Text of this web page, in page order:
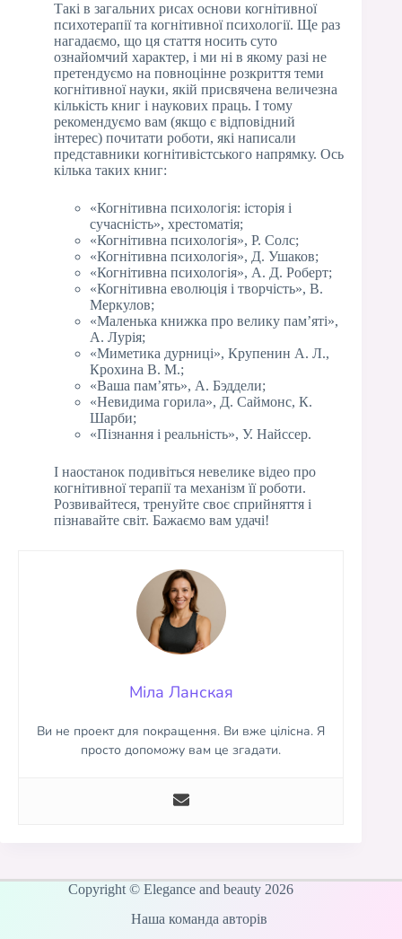
Такі в загальних рисах основи когнітивної
психотерапії та когнітивної психології. Ще раз
нагадаємо, що ця стаття носить суто
ознайомчий характер, і ми ні в якому разі не
претендуємо на повноцінне розкриття теми
когнітивної науки, якій присвячена величезна
кількість книг і наукових праць. І тому
рекомендуємо вам (якщо є відповідний
інтерес) почитати роботи, які написали
представники когнітивістського напрямку. Ось
кілька таких книг:
«Когнітивна психологія: історія і
сучасність», хрестоматія;
«Когнітивна психологія», Р. Солс;
«Когнітивна психологія», Д. Ушаков;
«Когнітивна психологія», А. Д. Роберт;
«Когнітивна еволюція і творчість», В.
Меркулов;
«Маленька книжка про велику пам’яті»,
А. Лурія;
«Миметика дурниці», Крупенин А. Л.,
Крохина В. М.;
«Ваша пам’ять», А. Бэддели;
«Невидима горила», Д. Саймонс, К.
Шарби;
«Пізнання і реальність», У. Найссер.
І наостанок подивіться невелике відео про
когнітивної терапії та механізм її роботи.
Розвивайтеся, тренуйте своє сприйняття і
пізнавайте світ. Бажаємо вам удачі!
Міла Ланская
Ви не проект для покращення. Ви вже цілісна. Я
просто допоможу вам це згадати.
Copyright © Elegance and beauty 2026
Наша команда авторів